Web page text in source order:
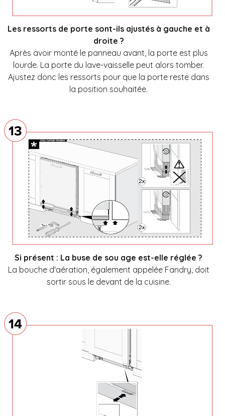
Les ressorts de porte sont-ils ajustés à gauche et à
droite ?
Après avoir monté le panneau avant, la porte est plus
lourde. La porte du lave-vaisselle peut alors tomber.
Ajustez donc les ressorts pour que la porte reste dans
la position souhaitée.
Si présent : La buse de sou age est-elle réglée ?
La bouche d'aération, également appelée Fandry, doit
sortir sous le devant de la cuisine.